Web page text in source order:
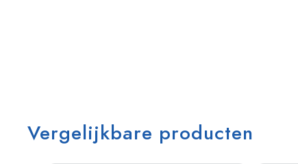
Vergelijkbare producten